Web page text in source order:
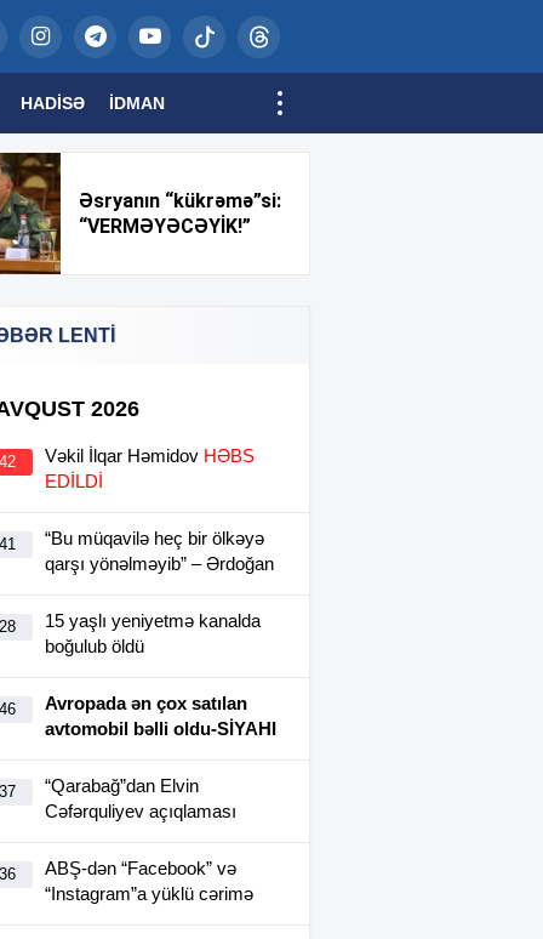
HADISƏ İDMAN
Əsryanın “kükrəmə”si:
“VERMƏYƏCƏYİK!”
LENTİ
2026
Vəkil İlqar Həmidov HƏBS
EDİLDİ
“Bu müqavilə heç bir ölkəyə
qarşı yönəlməyib” – Ərdoğan
15 yaşlı yeniyetmə kanalda
boğulub öldü
Avropada ən çox satılan
avtomobil bəlli oldu-SİYAHI
“Qarabağ”dan Elvin
Cəfərquliyev açıqlaması
ABŞ-dən “Facebook” və
“Instagram”a yüklü cərimə